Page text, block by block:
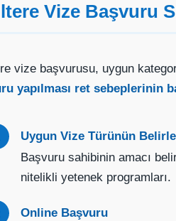
Vize Başvuru
vize başvurusu, uygun
yapılması ret sebeplerinin
Uygun Vize Türünün
Başvuru sahibinin amacı
nitelikli yetenek programları.
Online Başvuru